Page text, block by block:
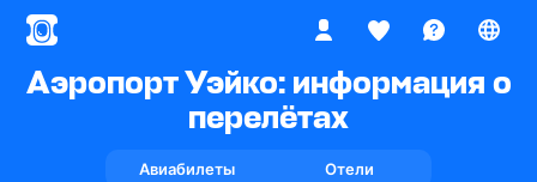
Аэропорт Уэйко: информация о
перелётах
Авиабилеты Отели